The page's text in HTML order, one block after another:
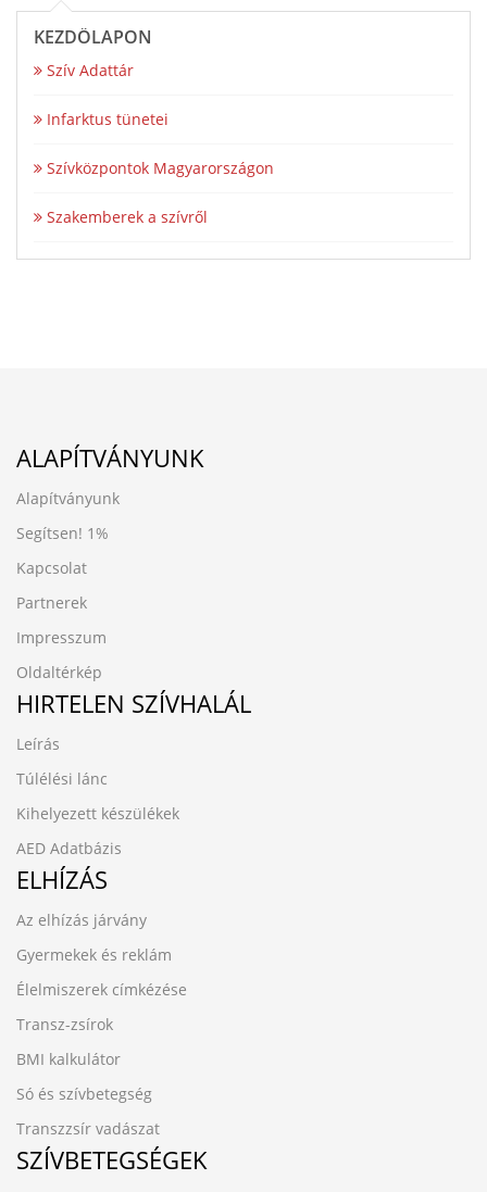
KEZDŐLAPON
Szív Adattár
Infarktus tünetei
Szívközpontok Magyarországon
Szakemberek a szívről
ALAPÍTVÁNYUNK
Alapítványunk
Segítsen! 1%
Kapcsolat
Partnerek
Impresszum
Oldaltérkép
HIRTELEN SZÍVHALÁL
Leírás
Túlélési lánc
Kihelyezett készülékek
AED Adatbázis
ELHÍZÁS
Az elhízás járvány
Gyermekek és reklám
Élelmiszerek címkézése
Transz-zsírok
BMI kalkulátor
Só és szívbetegség
Transzzsír vadászat
SZÍVBETEGSÉGEK